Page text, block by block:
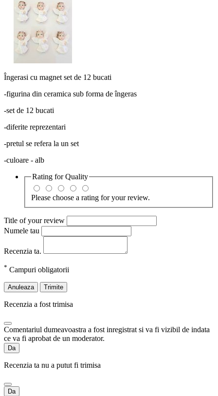
Îngerasi cu magnet set de 12 bucati
-figurina din ceramica sub forma de îngeras
-set de 12 bucati
-diferite reprezentari
-pretul se refera la un set
-culoare - alb
Rating forQuality
Please choose a rating for your review.
Title of your review
Numele tau
Recenzia ta.
* Campuri obligatorii
Anuleaza Trimite
Recenzia a fost trimisa
Comentariul dumeavoastra a fost inregistrat si va fi vizibil de indata
ce va fi aprobat de un moderator.
Da
Recenzia ta nu a putut fi trimisa
Da